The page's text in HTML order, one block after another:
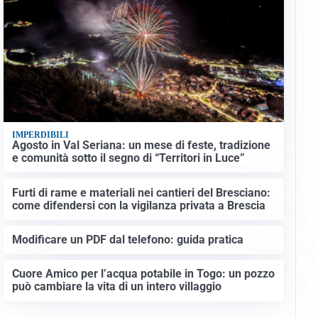
IMPERDIBILI
Agosto in Val Seriana: un mese di feste, tradizione
e comunità sotto il segno di “Territori in Luce”
Furti di rame e materiali nei cantieri del Bresciano:
come difendersi con la vigilanza privata a Brescia
Modificare un PDF dal telefono: guida pratica
Cuore Amico per l’acqua potabile in Togo: un pozzo
può cambiare la vita di un intero villaggio